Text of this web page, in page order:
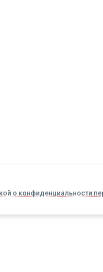
о конфиденциальности